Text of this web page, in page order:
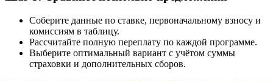
Соберите данные по ставке, первоначальному взносу и
комиссиям в таблицу.
Рассчитайте полную переплату по каждой программе.
Выберите оптимальный вариант с учётом суммы
страховки и дополнительных сборов.